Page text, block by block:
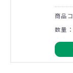
商品
数量：